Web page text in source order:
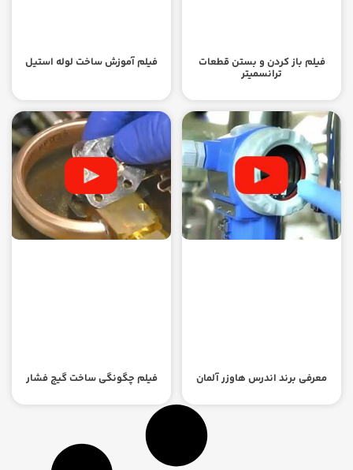
فیلم باز کردن و بستن قطعات
ترانسمیتر
فیلم آموزش ساخت لوله استیل
معرفی برند اندرس هاوزر آلمان فیلم چگونگی ساخت گیج فشار